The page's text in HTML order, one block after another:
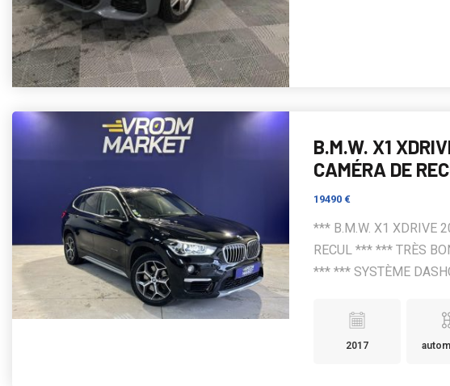
B.M.W. X1
CAMÉRA DE
19490 €
*** B.M.W. X1 XDRIVE
RECUL *** *** TRÈS
*** *** SYSTÈME
2017